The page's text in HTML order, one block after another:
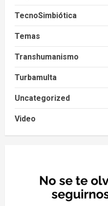
TecnoSimbiótica
Temas
Transhumanismo
Turbamulta
Uncategorized
Video